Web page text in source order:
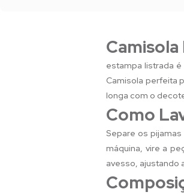
estampa listrada
Camisola perfeita
longa com o
Como
Separe os
máquina, vire a
avesso, ajustando